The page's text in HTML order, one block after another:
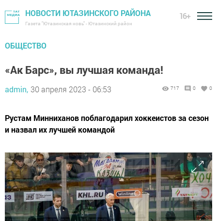
НОВОСТИ ЮТАЗИНСКОГО РАЙОНА
Газета "Ютазинская новь" - Ютазинский район
16+
ОБЩЕСТВО
«Ак Барс», вы лучшая команда!
admin, 30 апреля 2023 - 06:53 717 0 0
Рустам Минниханов поблагодарил хоккеистов за сезон
и назвал их лучшей командой